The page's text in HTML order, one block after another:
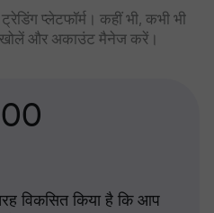
प्लेटफॉर्म। कहीं भी, कभी भी
खोलें और अकाउंट मैनेज करें।
विकसित किया है कि आप